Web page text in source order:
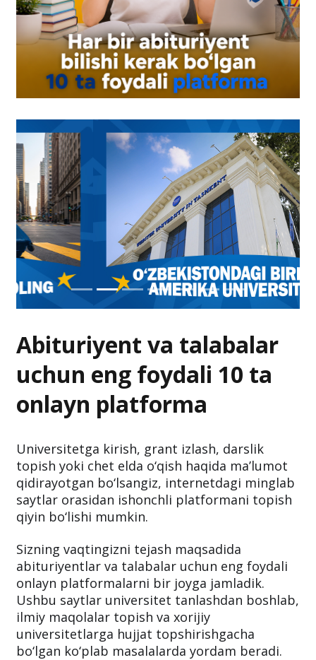
Abituriyent va talabalar
uchun eng foydali 10 ta
onlayn platforma
Universitetga kirish, grant izlash, darslik
topish yoki chet elda o‘qish haqida ma’lumot
qidirayotgan bo‘lsangiz, internetdagi minglab
saytlar orasidan ishonchli platformani topish
qiyin bo‘lishi mumkin.
Sizning vaqtingizni tejash maqsadida
abituriyentlar va talabalar uchun eng foydali
onlayn platformalarni bir joyga jamladik.
Ushbu saytlar universitet tanlashdan boshlab,
ilmiy maqolalar topish va xorijiy
universitetlarga hujjat topshirishgacha
bo‘lgan ko‘plab masalalarda yordam beradi.